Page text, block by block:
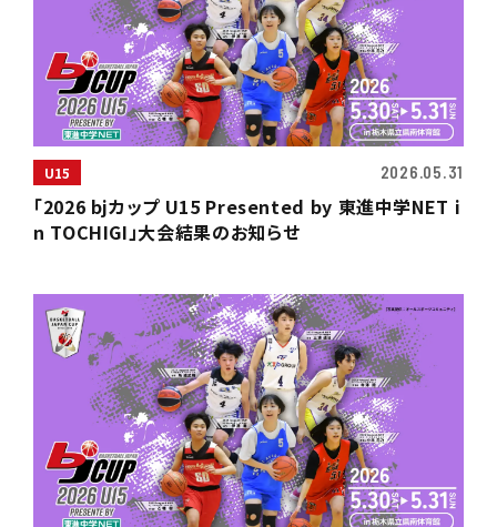
U15 2026.05.31
「2026 bjカップ U15 Presented by 東進中学NET i
n TOCHIGI」大会結果のお知らせ